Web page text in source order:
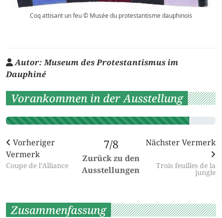
Coq attisant un feu © Musée du protestantisme dauphinois
Autor:Museum des Protestantismus im
Dauphiné
Vorankommen in der Ausstellung
Vorheriger
Vermerk
Coupe de l’Alliance
7/8
Zurück zu den
Ausstellungen
Nächster Vermerk
Trois feuilles de la
jungle
Zusammenfassung